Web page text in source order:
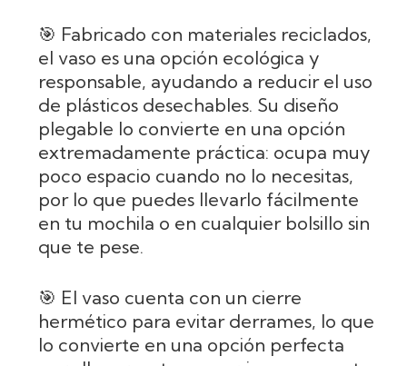
🎯 Fabricado con materiales reciclados,
el vaso es una opción ecológica y
responsable, ayudando a reducir el uso
de plásticos desechables. Su diseño
plegable lo convierte en una opción
extremadamente práctica: ocupa muy
poco espacio cuando no lo necesitas,
por lo que puedes llevarlo fácilmente
en tu mochila o en cualquier bolsillo sin
que te pese.
🎯 El vaso cuenta con un cierre
hermético para evitar derrames, lo que
lo convierte en una opción perfecta